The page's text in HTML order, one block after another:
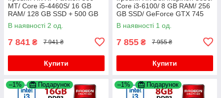
MT/ Core i5-4460S/ 16 GB
RAM/ 128 GB SSD + 500 GB
HDD/ Radeon R7 240 2GB
В наявності 2 од.
7 841 ₴ 7 941 ₴
Купити
Core i3-6100/ 8 GB RAM/ 256
GB SSD/ GeForce GTX 745
2GB
В наявності 1 од.
7 855 ₴ 7 955 ₴
Купити
–1% Подарунок –1% Подарунок